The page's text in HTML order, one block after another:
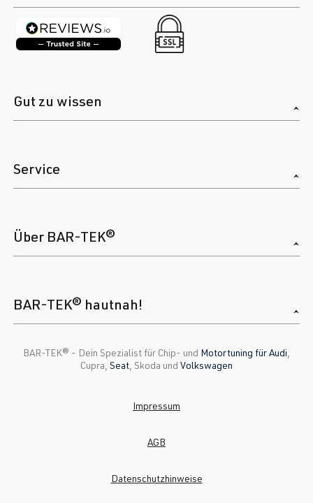
Gut zu wissen
Service
Über BAR-TEK®
BAR-TEK® hautnah!
BAR-TEK®️ - Dein Spezialist für Chip- und Motortuning für Audi
Cupra, Seat , Skoda und Volkswagen
Impressum
AGB
Datenschutzhinweise